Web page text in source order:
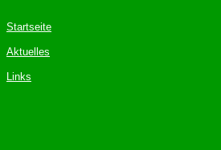
Startseite
Aktuelles
Links